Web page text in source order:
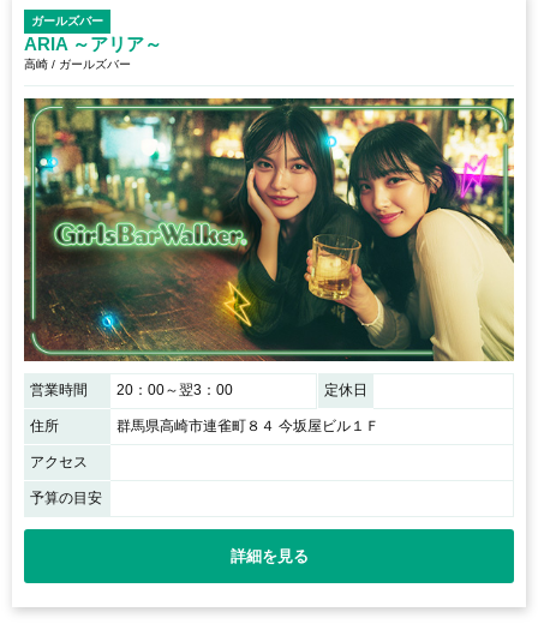
ガールズバー
ARIA ～アリア～
高崎 / ガールズバー
営業時間 20：00～翌3：00 定休日
住所 群馬県高崎市連雀町８４ 今坂屋ビル１Ｆ
アクセス
予算の目安
詳細を見る